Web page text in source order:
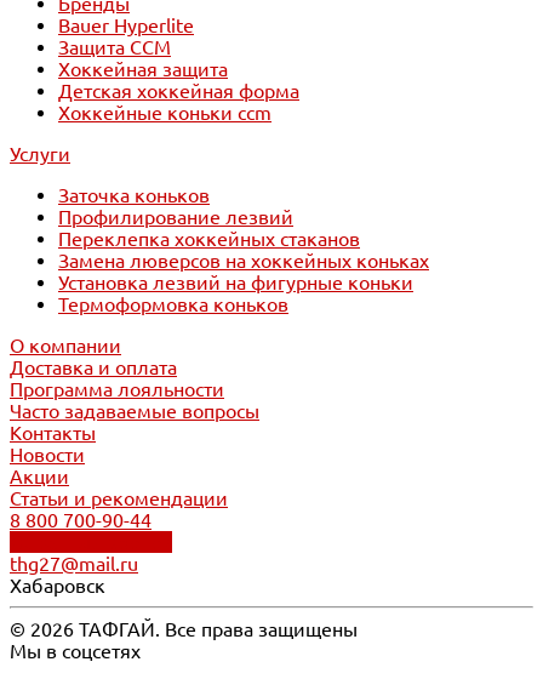
Bauer Hyperlite
Защита CCM
Хоккейная защита
Детская хоккейная форма
Хоккейные коньки ccm
Услуги
Заточка коньков
Профилирование лезвий
Переклепка хоккейных стаканов
Замена люверсов на хоккейных коньках
Установка лезвий на фигурные коньки
Термоформовка коньков
О компании
Доставка и оплата
Программа лояльности
Часто задаваемые вопросы
Контакты
Новости
Акции
Статьи и рекомендации
8 800 700-90-44
thg27@mail.ru
Хабаровск
© 2026 ТАФГАЙ. Все права защищены
Мы в соцсетях